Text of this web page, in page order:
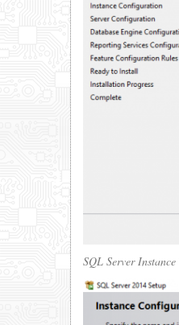
SQL Server Instance